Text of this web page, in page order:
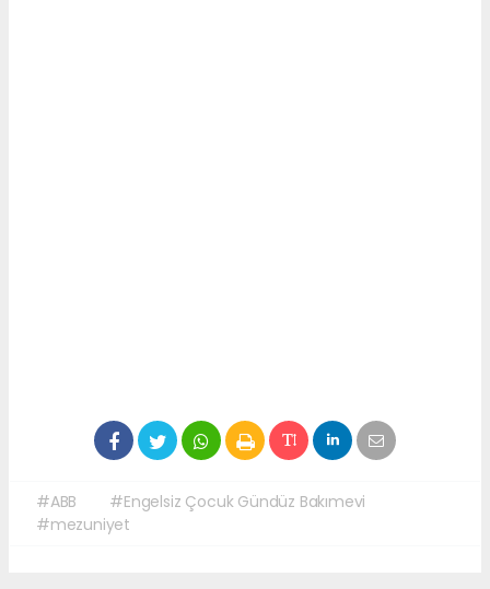
#ABB
#Engelsiz Çocuk Gündüz Bakımevi
#mezuniyet